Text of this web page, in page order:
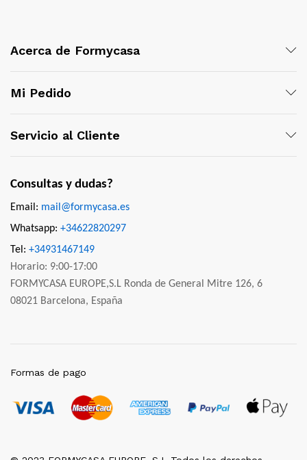
Acerca de Formycasa
Mi Pedido
Servicio al Cliente
Consultas y dudas?
Email: mail@formycasa.es
Whatsapp: +34622820297
Tel: +34931467149
Horario: 9:00-17:00
FORMYCASA EUROPE,S.L Ronda de General Mitre 126, 6
08021 Barcelona, España
Formas de pago